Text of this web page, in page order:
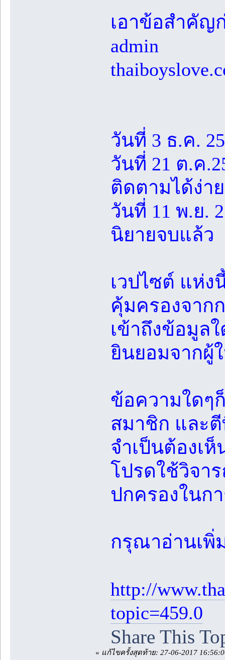
เอาข้อสำคัญ
admin
วันที่ 3 ธ.ค.
วันที่ 21 ต.ค
ติดตามได้ง่าย
วันที่ 11 พ.ย.
นิยายจบแล้ว
เวปไซต์ แห่
คุ้มครองจาก
เข้าถึงข้อมูล
ยินยอมจากผู้
ข้อความใดๆ
สมาชิก และ
จำเป็นต้องเ
โปรดใช้วิจา
ปกครองในก
กรุณาอ่านเพิ่
http://
topic=459.0
Share This
« แก้ไขครั้งสุดท้าย: 27-06-2017